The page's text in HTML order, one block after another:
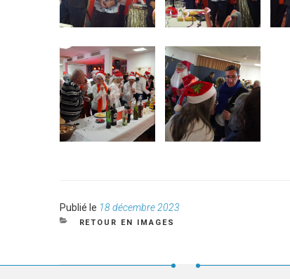
Publié le Publié
le
18 décembre 2023
CATÉGORIES
RETOUR EN IMAGES